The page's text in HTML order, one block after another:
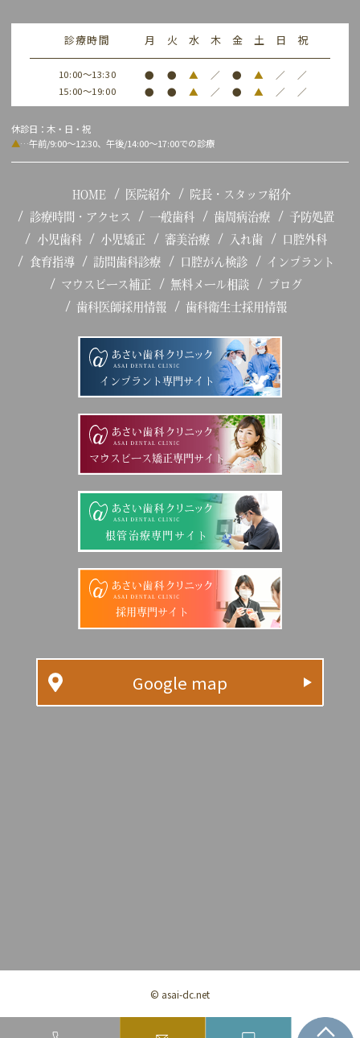
診療時間 月 火 水 木 金 土 日 祝
10:00～13:30 ● ● ▲ ／ ● ▲ ／ ／
15:00～19:00 ● ● ▲ ／ ● ▲ ／ ／
休診日：木・日・祝
▲…午前/9:00～12:30、午後/14:00～17:00での診療
HOME 医院紹介
院長・スタッフ紹介
診療時間・アクセス
一般歯科 歯周病治療
予防処置
小児歯科
小児矯正 審美治療 入れ歯
口腔外科
食育指導
訪問歯科診療 口腔がん検診
インプラント
マウスピース補正
無料メール相談
ブログ
歯科医師採用情報
歯科衛生士採用情報
インプラント専門サイト
マウスピース矯正専門サイト
根管治療専門サイト
採用専門サイト
Google map
© asai-dc.net